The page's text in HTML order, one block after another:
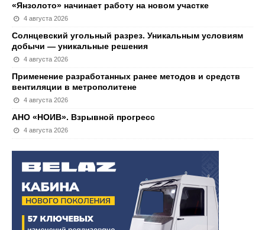
«Янзолото» начинает работу на новом участке
4 августа 2026
Солнцевский угольный разрез. Уникальным условиям
добычи — уникальные решения
4 августа 2026
Применение разработанных ранее методов и средств
вентиляции в метрополитене
4 августа 2026
АНО «НОИВ». Взрывной прогресс
4 августа 2026